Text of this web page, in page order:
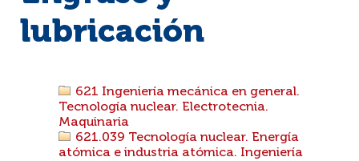
lubricación
621 Ingeniería mecánica en general.
Tecnología nuclear. Electrotecnia.
Maquinaria
621.039 Tecnología nuclear. Energía
atómica e industria atómica. Ingeniería